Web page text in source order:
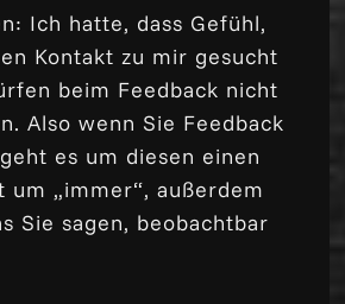
Ich hatte, dass Gefühl,
Kontakt zu mir gesucht
beim Feedback nicht
Also wenn Sie Feedback
es um diesen einen
um „immer“, außerdem
Sie sagen, beobachtbar